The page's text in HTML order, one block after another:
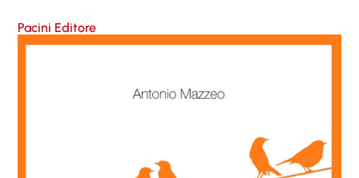
Pacini Editore